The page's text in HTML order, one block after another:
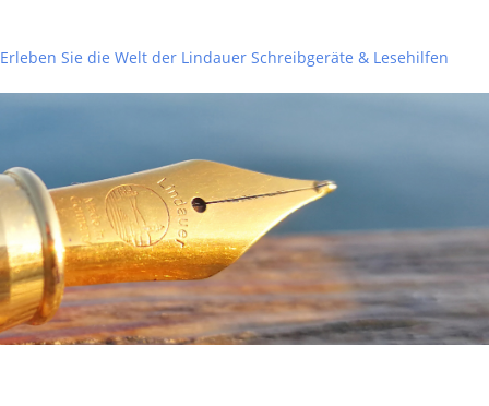
Erleben Sie die Welt der Lindauer Schreibgeräte & Lesehilfen